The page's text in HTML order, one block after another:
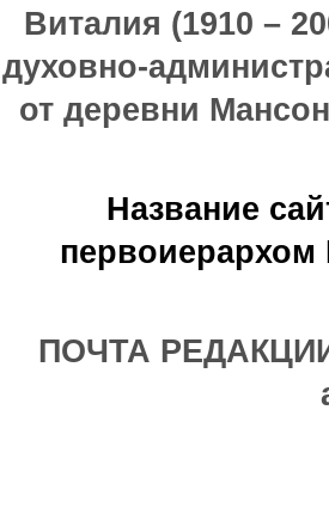
Виталия (1910 –
духовно-
от деревни
Название
первоиерархом
ПОЧТА РЕДАКЦИИ